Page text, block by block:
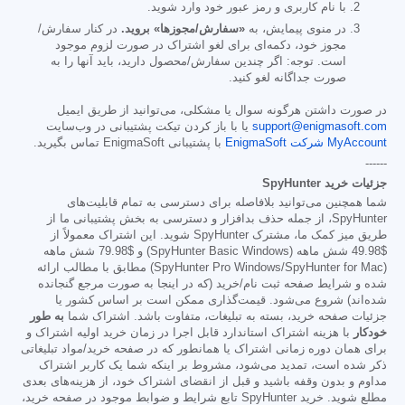
با نام کاربری و رمز عبور خود وارد شوید.
در منوی پیمایش، به «سفارش/مجوزها» بروید. در کنار سفارش/
مجوز خود، دکمه‌ای برای لغو اشتراک در صورت لزوم موجود
است. توجه: اگر چندین سفارش/محصول دارید، باید آنها را به
صورت جداگانه لغو کنید.
در صورت داشتن هرگونه سوال یا مشکلی، می‌توانید از طریق ایمیل
support@enigmasoft.com یا با باز کردن تیکت پشتیبانی در وب‌سایت
MyAccount شرکت EnigmaSoft
با پشتیبانی EnigmaSoft تماس بگیرید.
------
جزئیات خرید SpyHunter
شما همچنین می‌توانید بلافاصله برای دسترسی به تمام قابلیت‌های
SpyHunter، از جمله حذف بدافزار و دسترسی به بخش پشتیبانی ما از
طریق میز کمک ما، مشترک SpyHunter شوید. این اشتراک معمولاً از
$49.98
شش ماهه (SpyHunter Basic Windows) و $79.98
شش ماهه
(SpyHunter Pro Windows/SpyHunter for Mac) مطابق با مطالب ارائه
شده و شرایط صفحه ثبت نام/خرید (که در اینجا به صورت مرجع گنجانده
شده‌اند) شروع می‌شود. قیمت‌گذاری ممکن است بر اساس کشور یا
جزئیات صفحه خرید، بسته به تبلیغات، متفاوت باشد. اشتراک شما به طور
خودکار
با هزینه اشتراک استاندارد قابل اجرا در زمان خرید اولیه اشتراک و
برای همان دوره زمانی اشتراک یا همانطور که در صفحه خرید/مواد تبلیغاتی
ذکر شده است، تمدید می‌شود، مشروط بر اینکه شما یک کاربر اشتراک
مداوم و بدون وقفه باشید و قبل از انقضای اشتراک خود، از هزینه‌های بعدی
مطلع شوید. خرید SpyHunter تابع شرایط و ضوابط موجود در صفحه خرید،